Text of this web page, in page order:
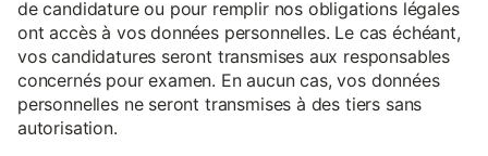
de candidature ou pour remplir nos obligations légales
ont accès à vos données personnelles. Le cas échéant,
vos candidatures seront transmises aux responsables
concernés pour examen. En aucun cas, vos données
personnelles ne seront transmises à des tiers sans
autorisation.